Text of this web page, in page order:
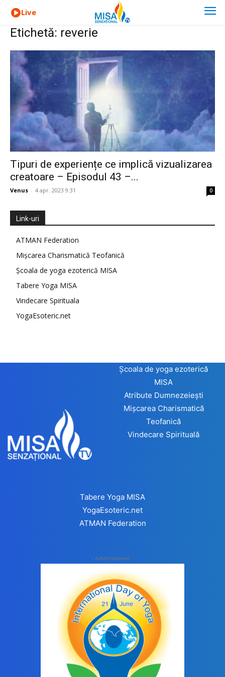
Live
Etichetă: reverie
Tipuri de experiențe ce implică vizualizarea
creatoare – Episodul 43 –...
Venus - 4 apr. 2023 9:31 0
Link-uri
ATMAN Federation
Mișcarea Charismatică Teofanică
Școala de yoga ezoterică MISA
Tabere Yoga MISA
Vindecare Spirituala
YogaEsoteric.net
Școala de yoga ezoterică
MISA
Atribute Dumnezeiești
Mișcarea Charismatică
Teofanică
Vindecare Spirituală
Tabere Yoga MISA
YogaEsoteric.net
ATMAN Federation
- Advertisement -